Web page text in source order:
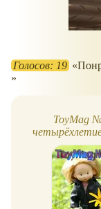
Голосов: 19
ToyMag